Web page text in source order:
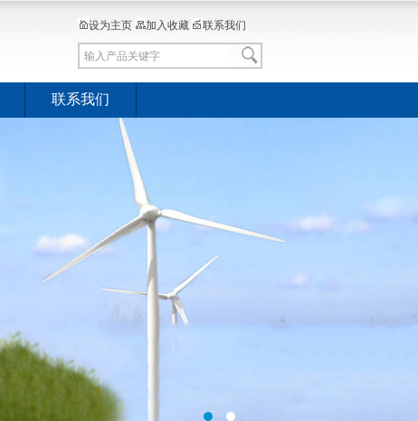
设为主页 加入收藏 联系我们
联系我们